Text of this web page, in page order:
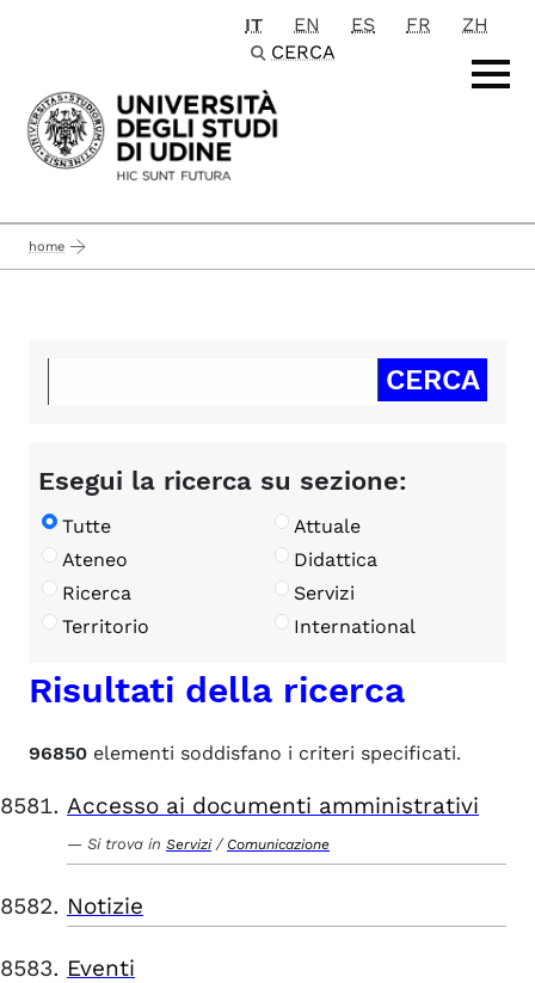
Passa al contenuto principale
IT EN ES FR
ZH
CERCA
home
Esegui la ricerca su sezione:
Tutte
Attuale
Ateneo
Didattica
Ricerca
Servizi
Territorio
International
Risultati della ricerca
96850 elementi soddisfano i criteri specificati.
Accesso ai documenti amministrativi
Si trova in Servizi / Comunicazione
Notizie
Eventi